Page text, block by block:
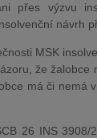
přes výzvu
návrh
MSK
že
má či nemá
26 INS 3908/